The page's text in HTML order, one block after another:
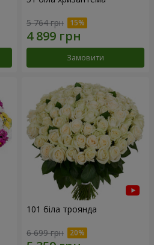
5 764 грн
Замовити
101 біла троянда
6 699 грн